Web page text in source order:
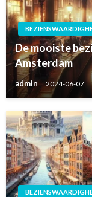
De mooiste
Amsterdam
admin 2024-06-07